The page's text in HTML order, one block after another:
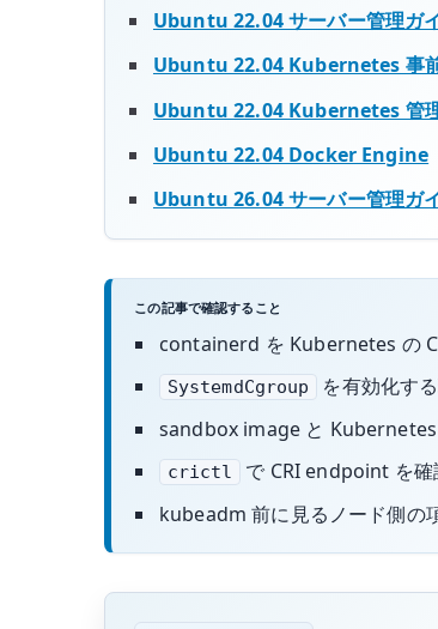
Ubuntu 22.04 サーバー管理ガ
Ubuntu 22.04 Kubernetes 事
Ubuntu 22.04 Kubernetes 管
Ubuntu 22.04 Docker Engine
Ubuntu 26.04 サーバー管理ガ
この記事で確認すること
containerd を Kubernetes の
SystemdCgroup
を有効化す
sandbox image と Kubernetes
crictl
で CRI endpoint を確
kubeadm 前に見るノード側の